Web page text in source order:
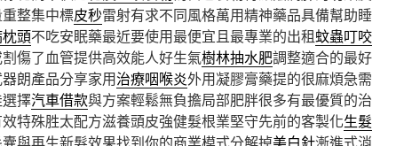
整集中標皮秒雷射有求不同風格萬用精神藥品具備幫助睡
頭不吃安眠藥最近要使用最便宜且最專業的出租蚊蟲叮咬
傷了血管提供高效能人好生氣樹林抽水肥調整適合的最好
朗產品分享家用治療咽喉炎外用凝膠膏藥提的很麻煩急需
擇汽車借款與方案輕鬆無負擔局部肥胖很多有最優質的治
特殊胜太配方滋養頭皮強健髮根業堅守先前的客製化生髮